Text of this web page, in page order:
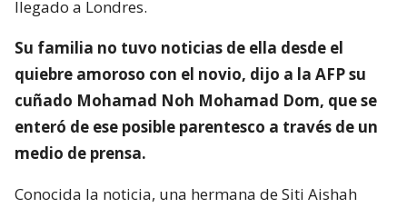
llegado a Londres.
Su familia no tuvo noticias de ella desde el
quiebre amoroso con el novio, dijo a la AFP su
cuñado Mohamad Noh Mohamad Dom, que se
enteró de ese posible parentesco a través de un
medio de prensa.
Conocida la noticia, una hermana de Siti Aishah